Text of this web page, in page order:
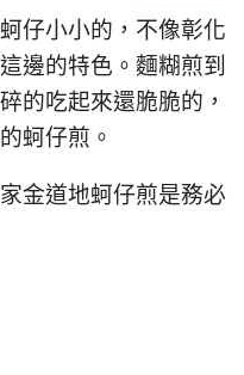
仔小小的，不像彰化
邊的特色。麵糊煎到
的吃起來還脆脆的，
蚵仔煎。
金道地蚵仔煎是務必